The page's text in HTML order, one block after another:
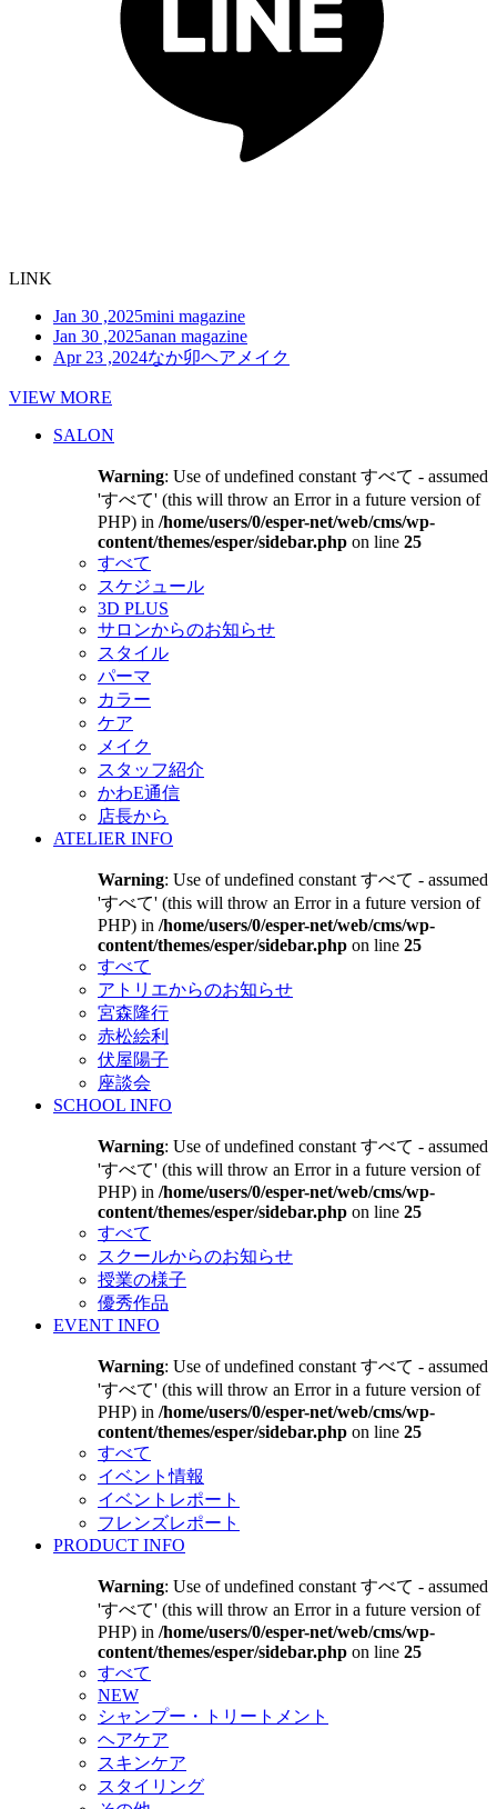
LINK
Jan 30 ,2025mini magazine
Jan 30 ,2025anan magazine
Apr 23 ,2024なか卯ヘアメイク
VIEW MORE
SALON
Warning: Use of undefined constant すべて - assumed
'すべて' (this will throw an Error in a future version of
PHP) in /home/users/0/esper-net/web/cms/wp-
content/themes/esper/sidebar.php on line 25
すべて
スケジュール
3D PLUS
サロンからのお知らせ
スタイル
パーマ
カラー
ケア
メイク
スタッフ紹介
かわE通信
店長から
ATELIER INFO
Warning: Use of undefined constant すべて - assumed
'すべて' (this will throw an Error in a future version of
PHP) in /home/users/0/esper-net/web/cms/wp-
content/themes/esper/sidebar.php on line 25
すべて
アトリエからのお知らせ
宮森隆行
赤松絵利
伏屋陽子
座談会
SCHOOL INFO
Warning: Use of undefined constant すべて - assumed
'すべて' (this will throw an Error in a future version of
PHP) in /home/users/0/esper-net/web/cms/wp-
content/themes/esper/sidebar.php on line 25
すべて
スクールからのお知らせ
授業の様子
優秀作品
EVENT INFO
Warning: Use of undefined constant すべて - assumed
'すべて' (this will throw an Error in a future version of
PHP) in /home/users/0/esper-net/web/cms/wp-
content/themes/esper/sidebar.php on line 25
すべて
イベント情報
イベントレポート
フレンズレポート
PRODUCT INFO
Warning: Use of undefined constant すべて - assumed
'すべて' (this will throw an Error in a future version of
PHP) in /home/users/0/esper-net/web/cms/wp-
content/themes/esper/sidebar.php on line 25
すべて
NEW
シャンプー・トリートメント
ヘアケア
スキンケア
スタイリング